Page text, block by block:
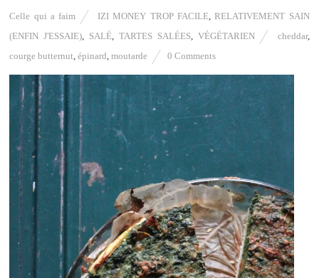
Celle qui a faim IZI MONEY TROP FACILE,RELATIVEMENT SAIN
(ENFIN J'ESSAIE), SALÉ,TARTES SALÉES, VÉGÉTARIEN cheddar,
courge butternut,épinard,moutarde 0 Comments